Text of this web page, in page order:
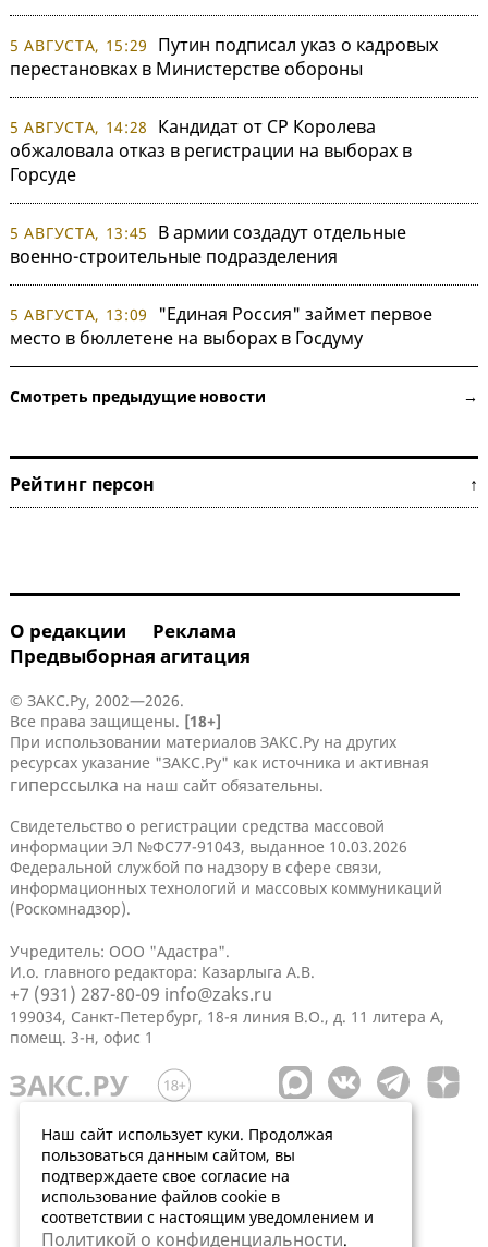
5 АВГУСТА, 15:29
Путин подписал указ о кадровых
перестановках в Министерстве обороны
5 АВГУСТА, 14:28
Кандидат от СР Королева
обжаловала отказ в регистрации на выборах в
Горсуде
5 АВГУСТА, 13:45
В армии создадут отдельные
военно-строительные подразделения
5 АВГУСТА, 13:09
"Единая Россия" займет первое
место в бюллетене на выборах в Госдуму
Смотреть предыдущие новости →
Рейтинг персон ↑
О редакции
Реклама
Предвыборная агитация
© ЗАКС.Ру, 2002—2026.
Все права защищены. [18+]
При использовании материалов ЗАКС.Ру на других
ресурсах указание "ЗАКС.Ру" как источника и активная
гиперссылка на наш сайт обязательны.
Свидетельство о регистрации средства массовой
информации ЭЛ №ФС77-91043, выданное 10.03.2026
Федеральной службой по надзору в сфере связи,
информационных технологий и массовых коммуникаций
(Роскомнадзор).
Учредитель: ООО "Адастра".
И.о. главного редактора: Казарлыга А.В.
+7 (931) 287-80-09 info@zaks.ru
199034, Санкт-Петербург, 18-я линия В.О., д. 11 литера А,
помещ. 3-н, офис 1
Наш сайт использует куки. Продолжая
пользоваться данным сайтом, вы
подтверждаете свое согласие на
использование файлов cookie в
соответствии с настоящим уведомлением и
Политикой о конфиденциальности.